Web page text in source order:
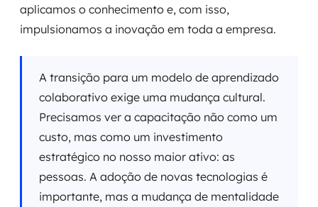
aplicamos o conhecimento e, com isso,
impulsionamos a inovação em toda a empresa.
A transição para um modelo de aprendizado
colaborativo exige uma mudança cultural.
Precisamos ver a capacitação não como um
custo, mas como um investimento
estratégico no nosso maior ativo: as
pessoas. A adoção de novas tecnologias é
importante, mas a mudança de mentalidade